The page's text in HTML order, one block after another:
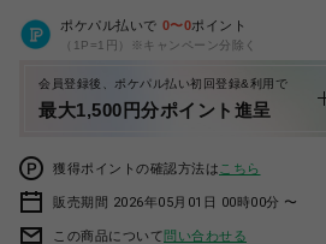
ポケパル払いで 0〜0ポイント
（1P=1円）※キャンペーン分除く
会員登録後、ポケパル払い初回登録&利用で
最大1,500円分ポイント進呈
獲得ポイントの確認方法は こちら
販売期間 2026年05月01日 00時00分 〜
この商品について問い合わせる